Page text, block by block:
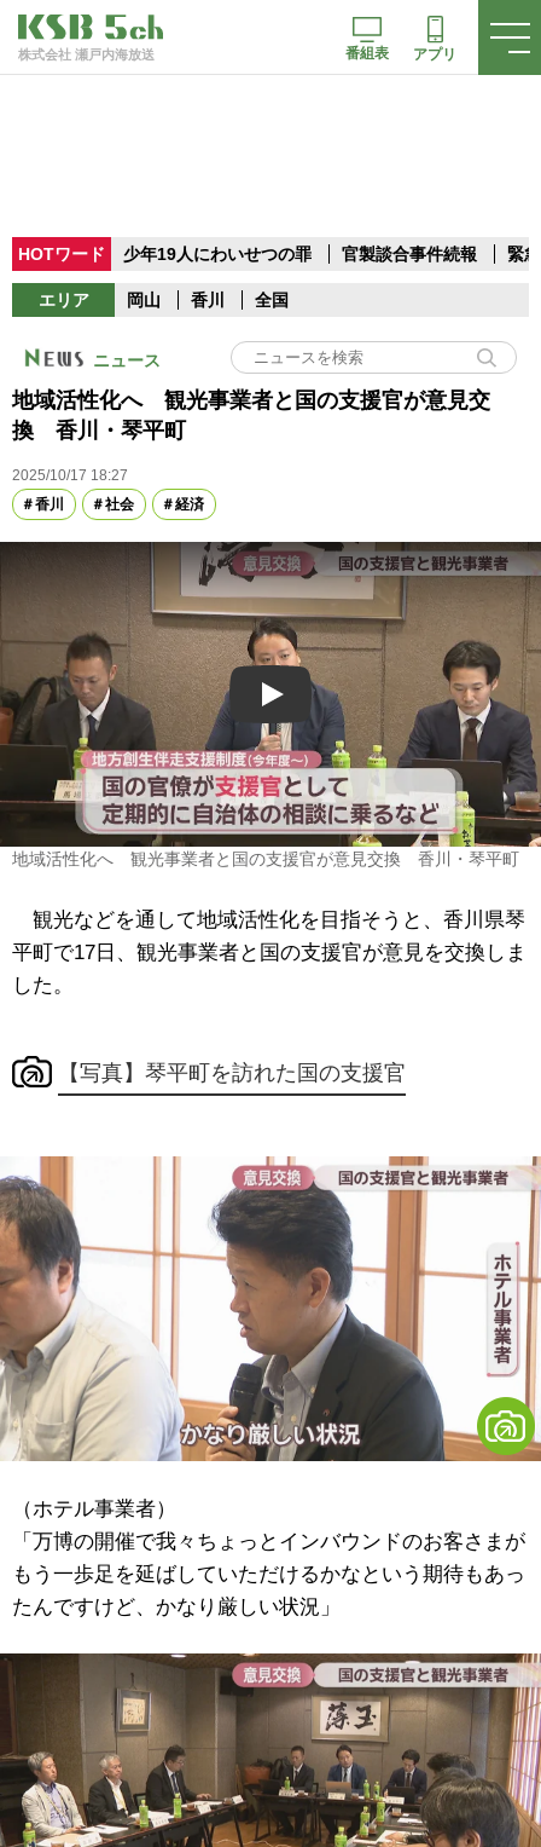
株式会社 瀬戸内海放送 番組表 アプリ
HOTワード 少年19人にわいせつの罪 官製談合事件続報 緊
エリア 岡山 香川 全国
ニュース
地域活性化へ 観光事業者と国の支援官が意見交
換 香川・琴平町
2025/10/17 18:27
香川
社会 経済
Play
地域活性化へ 観光事業者と国の支援官が意見交換 香川・琴平町
観光などを通して地域活性化を目指そうと、香川県琴
平町で17日、観光事業者と国の支援官が意見を交換しま
した。
【写真】琴平町を訪れた国の支援官
（ホテル事業者）
「万博の開催で我々ちょっとインバウンドのお客さまが
もう一歩足を延ばしていただけるかなという期待もあっ
たんですけど、かなり厳しい状況」